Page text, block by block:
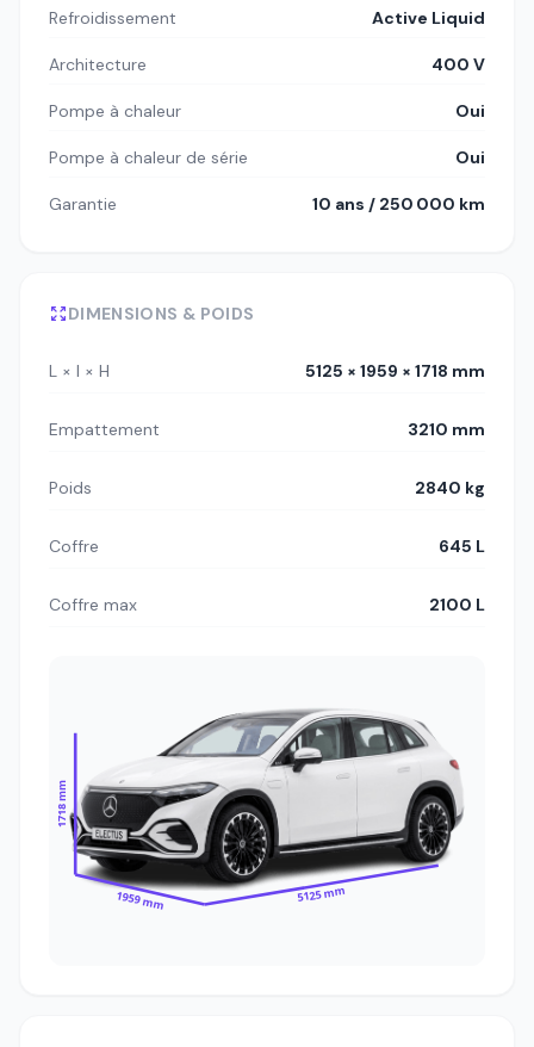
Refroidissement Active Liquid
Architecture 400 V
Pompe à chaleur Oui
Pompe à chaleur de série Oui
Garantie 10 ans / 250 000 km
DIMENSIONS & POIDS
L × l × H 5125 × 1959 × 1718 mm
Empattement 3210 mm
Poids 2840 kg
Coffre 645 L
Coffre max 2100 L
1718 mm
1959 mm 5125 mm